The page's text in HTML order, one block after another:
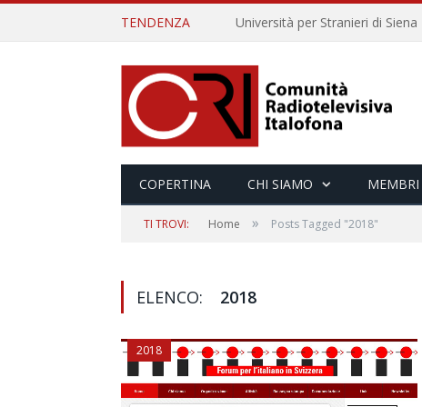
TENDENZA
COPERTINA CHI SIAMO MEMBRI
TI TROVI: Home » Posts Tagged "2018"
ELENCO: 2018
2018